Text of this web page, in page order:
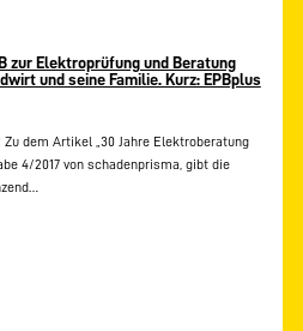
zur Elektroprüfung und Beratung
und seine Familie. Kurz: EPBplus
dem Artikel „30 Jahre Elektroberatung
4/2017 von schadenprisma, gibt die